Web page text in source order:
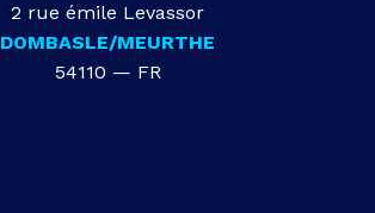
2 rue émile Levassor
DOMBASLE/MEURTHE
54110 — FR